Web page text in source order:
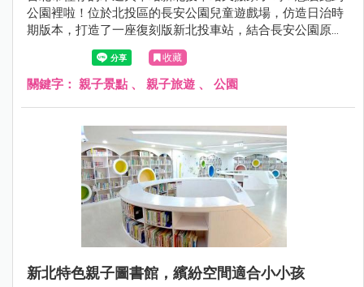
公園裡啦！位於北投區的長安公園兒童遊戲場，仿造日治時
期版本，打造了一座復刻版新北投車站，結合長安公園原有
的磨石溜滑梯及攀爬架～搖身一變成為充滿日式復古風情的
挑戰型溜滑梯~增設小小孩的溜滑梯、以及搖搖馬、吊床、
新款翹翹板，加上草地上鮮紅的小火車頭和車廂， 真的是好
收藏
關鍵字： 親子景點 、 親子旅遊 、 公園
新北特色親子圖書館，繽紛空間適合小小孩